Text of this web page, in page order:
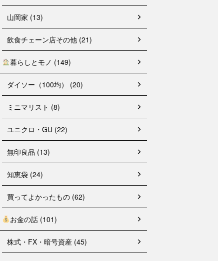
山岡家 (13)
飲食チェーン店その他 (21)
暮らしとモノ (149)
ダイソー（100均） (20)
ミニマリスト (8)
ユニクロ・GU (22)
無印良品 (13)
知恵袋 (24)
買ってよかったもの (62)
お金の話 (101)
株式・FX・暗号資産 (45)